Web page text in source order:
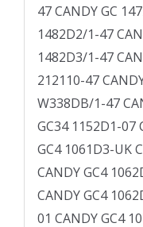
47 CANDY GC
1482D2/1-47
1482D3/1-47
212110-47
W338DB/1-47
GC34 1152D1-07
GC4 1061D3-UK
CANDY GC4
CANDY GC4
01 CANDY GC4